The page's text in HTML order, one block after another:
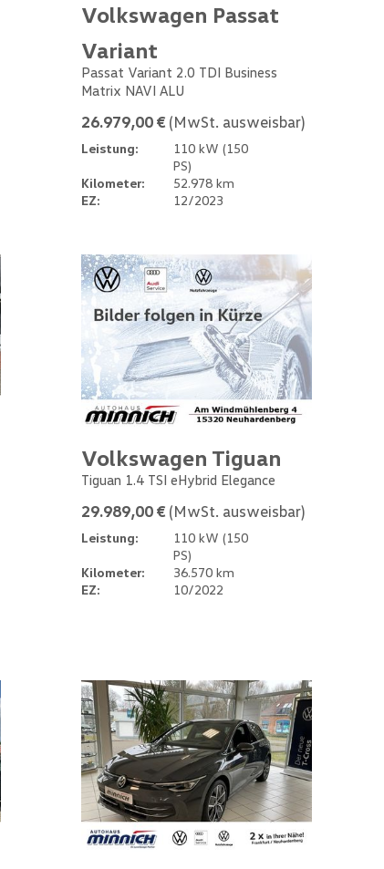
Volkswagen Passat
Variant
Passat Variant 2.0 TDI Business
Matrix NAVI ALU
26.979,00 € (MwSt. ausweisbar)
Leistung:
110 kW (150
PS)
Kilometer:
52.978 km
EZ:
12/2023
Volkswagen Tiguan
Tiguan 1.4 TSI eHybrid Elegance
29.989,00 € (MwSt. ausweisbar)
Leistung:
110 kW (150
PS)
Kilometer:
36.570 km
EZ:
10/2022